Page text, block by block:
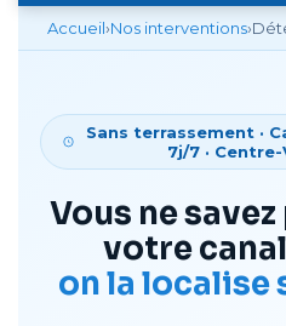
Accueil›Nos interventions›
Sans terrassement ·
7j/7 ·
Vous ne
votre
on la localise